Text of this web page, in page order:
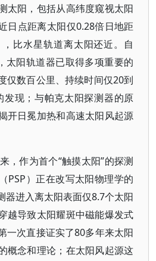
太阳，包括从高纬度窥视太阳
日点距离太阳仅0.28倍日地距
比水星轨道离太阳还近。自
太阳轨道器已取得多项重要的
仅数百公里、持续时间仅20到
发现；与帕克太阳探测器的原
开日冕加热和高速太阳风起源
，作为首个“触摸太阳”的探测
PSP）正在改写太阳物理学的
器进入离太阳表面仅8.7个太阳
越导致太阳耀斑中磁能爆发式
一次直接证实了80多年来太阳
概念和理论；在太阳风起源这